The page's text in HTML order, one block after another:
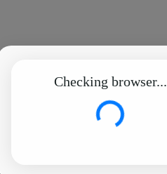
Checking browser...